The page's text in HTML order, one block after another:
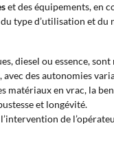
et des équipements, en
type d’utilisation et
diesel ou essence,
des autonomies
matériaux en vrac, la
et longévité.
de